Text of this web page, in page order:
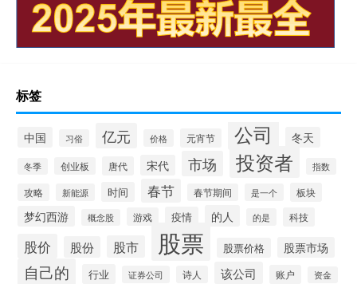
标签
中国 习俗 亿元 价格 元宵节 公司 冬天
冬季 创业板 唐代 宋代 市场 投资者 指数
攻略 新能源 时间 春节 春节期间 是一个 板块
梦幻西游 概念股 游戏 疫情 的人 的是 科技
股价 股份 股市 股票 股票价格 股票市场
自己的 行业 证券公司 诗人 该公司 账户 资金